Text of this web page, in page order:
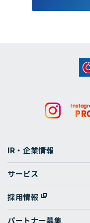
IR・企業情報
サービス
採用情報
パートナー募集